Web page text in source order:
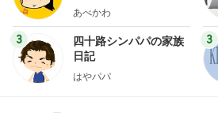
あべかわ
3
四十路シンパパの家族
日記
はやパパ
3